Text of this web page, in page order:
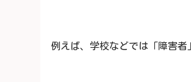
例えば、学校などでは「障害者